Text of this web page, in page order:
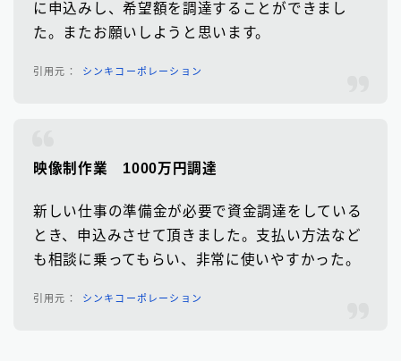
に申込みし、希望額を調達することができまし
た。またお願いしようと思います。
シンキコーポレーション
映像制作業 1000万円調達
新しい仕事の準備金が必要で資金調達をしている
とき、申込みさせて頂きました。支払い方法など
も相談に乗ってもらい、非常に使いやすかった。
シンキコーポレーション